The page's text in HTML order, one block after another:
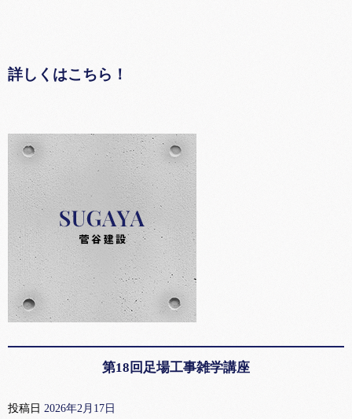
詳しくはこちら！
第18回足場工事雑学講座
投稿日 2026年2月17日